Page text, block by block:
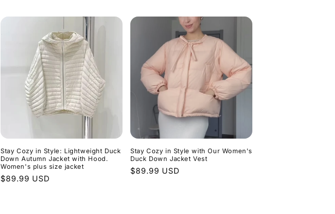
Stay Cozy in Style: Lightweight Duck
Down Autumn Jacket with Hood.
Women's plus size jacket
Normaler
$89.99 USD
Stay Cozy in Style with Our Women's
Duck Down Jacket Vest
Normaler
$89.99 USD